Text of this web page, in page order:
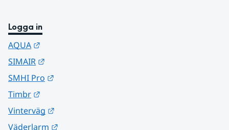
Logga in
AQUA
SIMAIR
SMHI Pro
Timbr
Vinterväg
Väderlarm